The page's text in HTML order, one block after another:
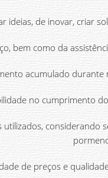
ideias, de inovar, criar
bem como da
acumulado durante
no cumprimento
utilizados,
de preços e